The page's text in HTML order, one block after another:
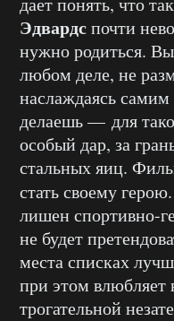
Эдвардспочти
нужно родиться.
любом деле, не
наслаждаясь
делаешь — для
особый дар, за
стальных яиц.
стать своему герою.
лишен спортивно-
не будет
места списках
при этом влюбляет
трогательной